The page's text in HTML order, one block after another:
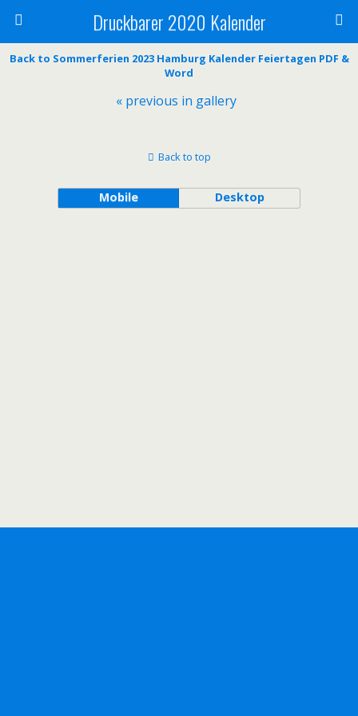
Druckbarer 2020 Kalender
Back to Sommerferien 2023 Hamburg Kalender Feiertagen PDF &
Word
« previous in gallery
Back to top
Mobile Desktop